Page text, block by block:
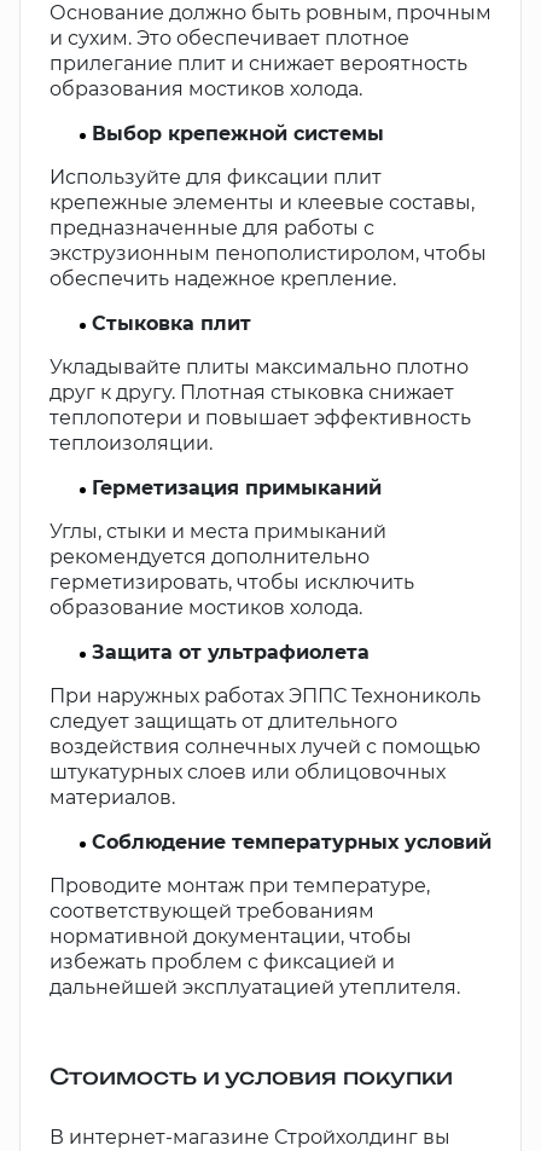
Основание должно быть ровным, прочным
и сухим. Это обеспечивает плотное
прилегание плит и снижает вероятность
образования мостиков холода.
Выбор крепежной системы
Используйте для фиксации плит
крепежные элементы и клеевые составы,
предназначенные для работы с
экструзионным пенополистиролом, чтобы
обеспечить надежное крепление.
Стыковка плит
Укладывайте плиты максимально плотно
друг к другу. Плотная стыковка снижает
теплопотери и повышает эффективность
теплоизоляции.
Герметизация примыканий
Углы, стыки и места примыканий
рекомендуется дополнительно
герметизировать, чтобы исключить
образование мостиков холода.
Защита от ультрафиолета
При наружных работах ЭППС Технониколь
следует защищать от длительного
воздействия солнечных лучей с помощью
штукатурных слоев или облицовочных
материалов.
Соблюдение температурных условий
Проводите монтаж при температуре,
соответствующей требованиям
нормативной документации, чтобы
избежать проблем с фиксацией и
дальнейшей эксплуатацией утеплителя.
Стоимость и условия покупки
В интернет-магазине Стройхолдинг вы